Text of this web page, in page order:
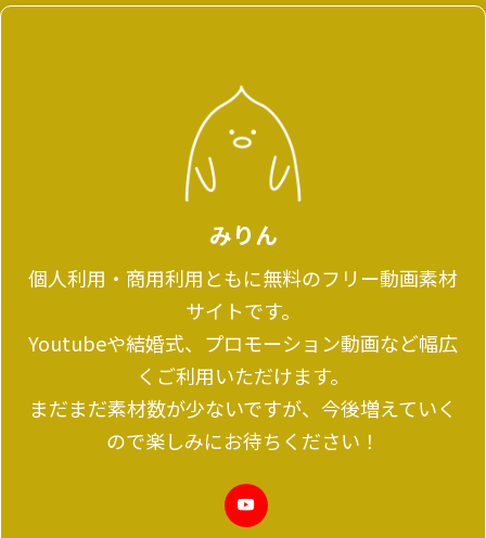
みりん
個人利用・商用利用ともに無料のフリー動画素材
サイトです。
Youtubeや結婚式、プロモーション動画など幅広
くご利用いただけます。
まだまだ素材数が少ないですが、今後増えていく
ので楽しみにお待ちください！